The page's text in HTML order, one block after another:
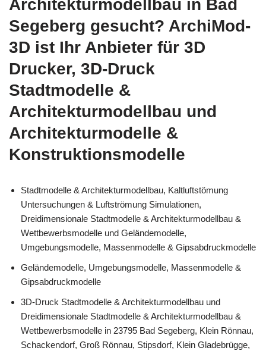
Architekturmodellbau in Bad
Segeberg gesucht? ArchiMod-
3D ist Ihr Anbieter für 3D
Drucker, 3D-Druck
Stadtmodelle &
Architekturmodellbau und
Architekturmodelle &
Konstruktionsmodelle
Stadtmodelle & Architekturmodellbau, Kaltluftstömung
Untersuchungen & Luftströmung Simulationen,
Dreidimensionale Stadtmodelle & Architekturmodellbau &
Wettbewerbsmodelle und Geländemodelle,
Umgebungsmodelle, Massenmodelle & Gipsabdruckmodelle
Geländemodelle, Umgebungsmodelle, Massenmodelle &
Gipsabdruckmodelle
3D-Druck Stadtmodelle & Architekturmodellbau und
Dreidimensionale Stadtmodelle & Architekturmodellbau &
Wettbewerbsmodelle in 23795 Bad Segeberg, Klein Rönnau,
Schackendorf, Groß Rönnau, Stipsdorf, Klein Gladebrügge,